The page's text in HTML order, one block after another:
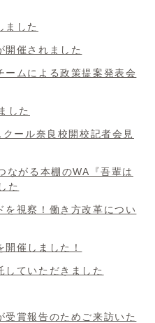
ました
開催されました
ームによる政策提案発表会
した
ール奈良校開校記者会見
がる本棚のWA『吾輩は
た
を視察！働き方改革につい
催しました！
していただきました
受賞報告のためご来訪いた